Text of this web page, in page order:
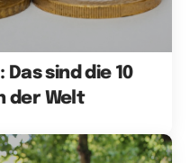
Das sind die 10
der Welt